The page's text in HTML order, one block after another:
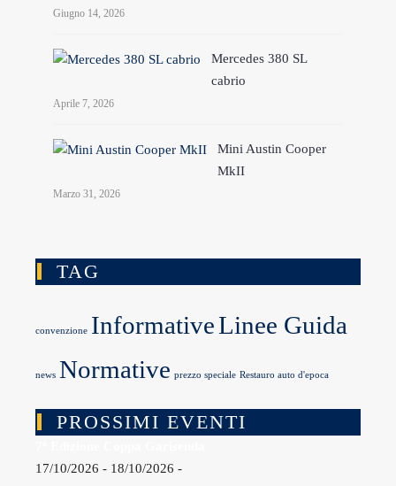
Giugno 14, 2026
Mercedes 380 SL
cabrio
Aprile 7, 2026
Mini Austin Cooper
MkII
Marzo 31, 2026
TAG
convenzione InformativeLinee Guida
news Normative prezzo speciale Restauro auto d'epoca
PROSSIMI EVENTI
17/10/2026 - 18/10/2026 -